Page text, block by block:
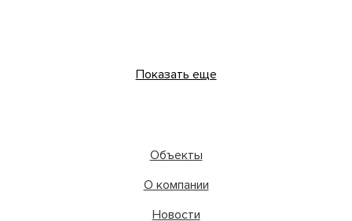
Показать еще
Объекты
О компании
Новости